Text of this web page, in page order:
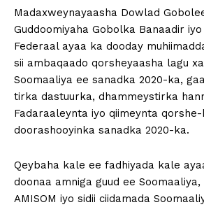
Madaxweynayaasha Dowlad
Guddoomiyaha Gobolka Banaadir
Federaal ayaa ka dooday
sii ambaqaado qorsheyaasha lagu
Soomaaliya ee sanadka 2020-ka,
tirka dastuurka, dhammeystirka
Fadaraaleynta iyo qiimeynta
doorashooyinka sanadka 2020-ka.
Qeybaha kale ee fadhiyada kale
doonaa amniga guud ee
AMISOM iyo sidii ciidamada